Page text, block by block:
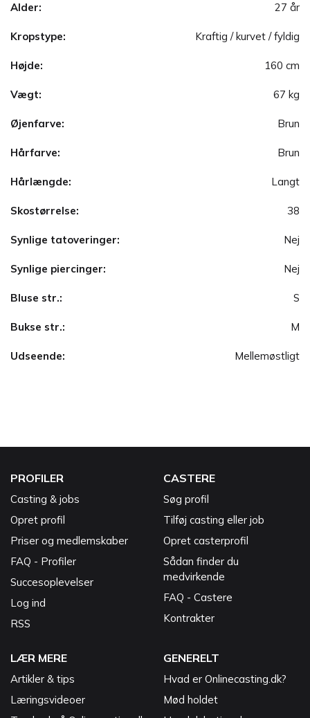
Alder: 27 år
Kropstype: Kraftig / kurvet / fyldig
Højde: 160 cm
Vægt: 67 kg
Øjenfarve: Brun
Hårfarve: Brun
Hårlængde: Langt
Skostørrelse: 38
Synlige tatoveringer: Nej
Synlige piercinger: Nej
Bluse str.: S
Bukse str.: M
Udseende: Mellemøstligt
PROFILER
Casting & jobs
Opret profil
Priser og medlemskaber
FAQ - Profiler
Succesoplevelser
Log ind
RSS
CASTERE
Søg profil
Tilføj casting eller job
Opret casterprofil
Sådan finder du
medvirkende
FAQ - Castere
Kontrakter
LÆR MERE
Artikler & tips
Læringsvideoer
GENERELT
Hvad er Onlinecasting.dk?
Mød holdet